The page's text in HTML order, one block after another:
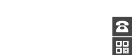
客服
电话